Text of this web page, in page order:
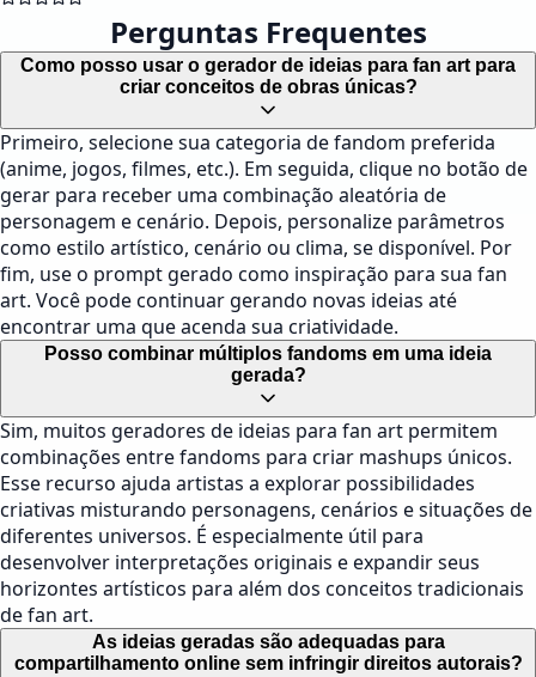
Perguntas Frequentes
Como posso usar o gerador de ideias para fan art para
criar conceitos de obras únicas?
Primeiro, selecione sua categoria de fandom preferida
(anime, jogos, filmes, etc.). Em seguida, clique no botão de
gerar para receber uma combinação aleatória de
personagem e cenário. Depois, personalize parâmetros
como estilo artístico, cenário ou clima, se disponível. Por
fim, use o prompt gerado como inspiração para sua fan
art. Você pode continuar gerando novas ideias até
encontrar uma que acenda sua criatividade.
Posso combinar múltiplos fandoms em uma ideia
gerada?
Sim, muitos geradores de ideias para fan art permitem
combinações entre fandoms para criar mashups únicos.
Esse recurso ajuda artistas a explorar possibilidades
criativas misturando personagens, cenários e situações de
diferentes universos. É especialmente útil para
desenvolver interpretações originais e expandir seus
horizontes artísticos para além dos conceitos tradicionais
de fan art.
As ideias geradas são adequadas para
compartilhamento online sem infringir direitos autorais?